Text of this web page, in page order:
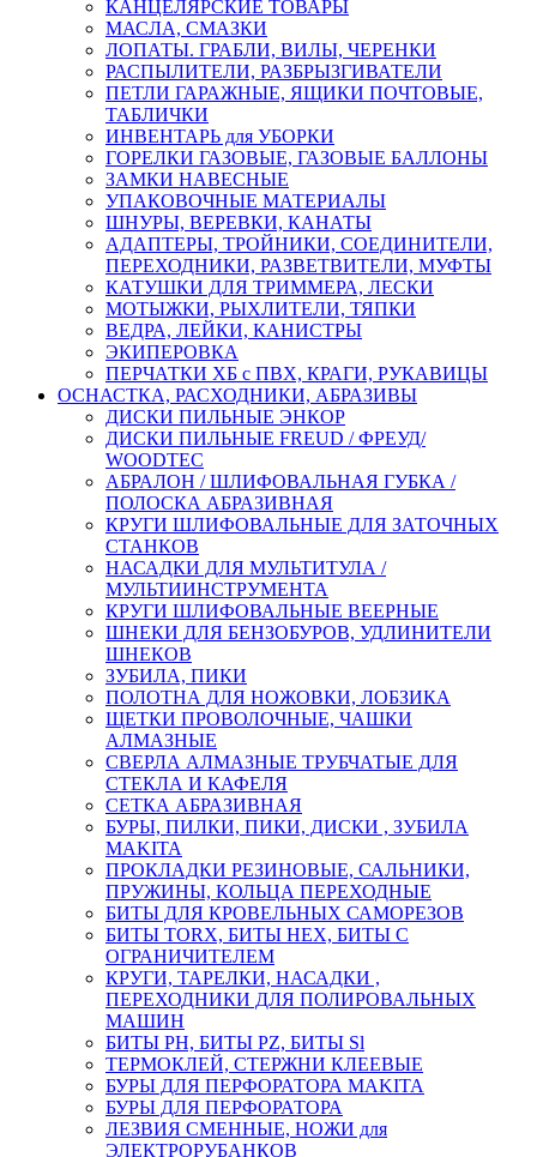
КАНЦЕЛЯРСКИЕ ТОВАРЫ
МАСЛА, СМАЗКИ
ЛОПАТЫ. ГРАБЛИ, ВИЛЫ, ЧЕРЕНКИ
РАСПЫЛИТЕЛИ, РАЗБРЫЗГИВАТЕЛИ
ПЕТЛИ ГАРАЖНЫЕ, ЯЩИКИ ПОЧТОВЫЕ,
ТАБЛИЧКИ
ИНВЕНТАРЬ для УБОРКИ
ГОРЕЛКИ ГАЗОВЫЕ, ГАЗОВЫЕ БАЛЛОНЫ
ЗАМКИ НАВЕСНЫЕ
УПАКОВОЧНЫЕ МАТЕРИАЛЫ
ШНУРЫ, ВЕРЕВКИ, КАНАТЫ
АДАПТЕРЫ, ТРОЙНИКИ, СОЕДИНИТЕЛИ,
ПЕРЕХОДНИКИ, РАЗВЕТВИТЕЛИ, МУФТЫ
КАТУШКИ ДЛЯ ТРИММЕРА, ЛЕСКИ
МОТЫЖКИ, РЫХЛИТЕЛИ, ТЯПКИ
ВЕДРА, ЛЕЙКИ, КАНИСТРЫ
ЭКИПЕРОВКА
ПЕРЧАТКИ ХБ с ПВХ, КРАГИ, РУКАВИЦЫ
ОСНАСТКА, РАСХОДНИКИ, АБРАЗИВЫ
ДИСКИ ПИЛЬНЫЕ ЭНКОР
ДИСКИ ПИЛЬНЫЕ FREUD / ФРЕУД/
WOODTEC
АБРАЛОН / ШЛИФОВАЛЬНАЯ ГУБКА /
ПОЛОСКА АБРАЗИВНАЯ
КРУГИ ШЛИФОВАЛЬНЫЕ ДЛЯ ЗАТОЧНЫХ
СТАНКОВ
НАСАДКИ ДЛЯ МУЛЬТИТУЛА /
МУЛЬТИИНСТРУМЕНТА
КРУГИ ШЛИФОВАЛЬНЫЕ ВЕЕРНЫЕ
ШНЕКИ ДЛЯ БЕНЗОБУРОВ, УДЛИНИТЕЛИ
ШНЕКОВ
ЗУБИЛА, ПИКИ
ПОЛОТНА ДЛЯ НОЖОВКИ, ЛОБЗИКА
ЩЕТКИ ПРОВОЛОЧНЫЕ, ЧАШКИ
АЛМАЗНЫЕ
СВЕРЛА АЛМАЗНЫЕ ТРУБЧАТЫЕ ДЛЯ
СТЕКЛА И КАФЕЛЯ
СЕТКА АБРАЗИВНАЯ
БУРЫ, ПИЛКИ, ПИКИ, ДИСКИ , ЗУБИЛА
MAKITA
ПРОКЛАДКИ РЕЗИНОВЫЕ, САЛЬНИКИ,
ПРУЖИНЫ, КОЛЬЦА ПЕРЕХОДНЫЕ
БИТЫ ДЛЯ КРОВЕЛЬНЫХ САМОРЕЗОВ
БИТЫ TORX, БИТЫ НЕХ, БИТЫ С
ОГРАНИЧИТЕЛЕМ
КРУГИ, ТАРЕЛКИ, НАСАДКИ ,
ПЕРЕХОДНИКИ ДЛЯ ПОЛИРОВАЛЬНЫХ
МАШИН
БИТЫ PH, БИТЫ PZ, БИТЫ Sl
ТЕРМОКЛЕЙ, СТЕРЖНИ КЛЕЕВЫЕ
БУРЫ ДЛЯ ПЕРФОРАТОРА MAKITA
БУРЫ ДЛЯ ПЕРФОРАТОРА
ЛЕЗВИЯ СМЕННЫЕ, НОЖИ для
ЭЛЕКТРОРУБАНКОВ